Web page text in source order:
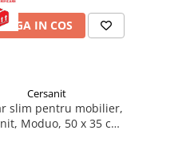
IN COS
Cersanit
slim pentru mobilier,
Moduo, 50 x 35 cm,